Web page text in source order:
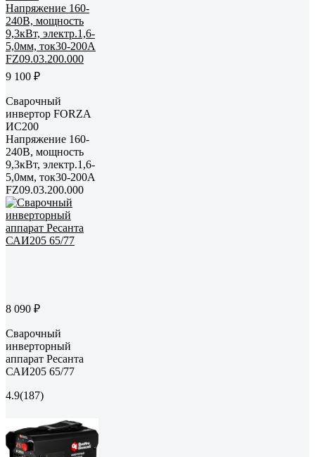
9 100 ₽
Сварочный
инвертор FORZA
ИС200
Напряжение 160-
240В, мощность
9,3кВт, электр.1,6-
5,0мм, ток30-200А
FZ09.03.200.000
8 090 ₽
Сварочный
инверторный
аппарат Ресанта
САИ205 65/77
4.9(187)